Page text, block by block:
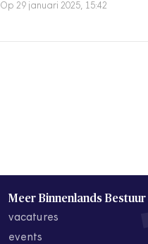
Op 29 januari 2025, 15:42
Meer Binnenlands Bestuur
vacatures
events